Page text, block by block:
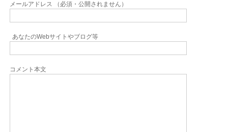
メールアドレス （必須・公開されません）
あなたのWebサイトやブログ等
コメント本文